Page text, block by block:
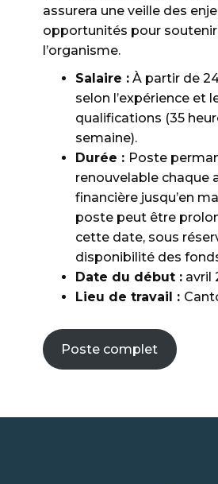
assurera une veille des
opportunités pour soutenir
l’organisme.
Salaire : À partir de 24
selon l’expérience et
qualifications (35
semaine).
Durée : Poste
renouvelable chaque
financière jusqu’en
poste peut être
cette date, sous
disponibilité des
Date du début : avril
Lieu de travail :
Poste complet